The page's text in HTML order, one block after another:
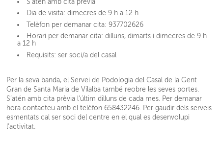
S'atèn amb cita prèvia
Dia de visita: dimecres de 9 h a 12 h
Telèfon per demanar cita: 937702626
Horari per demanar cita: dilluns, dimarts i dimecres de 9 h
a 12 h
Requisits: ser soci/a del casal
Per la seva banda, el Servei de Podologia del Casal de la Gent
Gran de Santa Maria de Vilalba també reobre les seves portes.
S’atén amb cita prèvia l’últim dilluns de cada mes. Per demanar
hora contacteu amb el telèfon 658432246. Per gaudir dels serveis
esmentats cal ser soci del centre en el qual es desenvolupi
l’activitat.